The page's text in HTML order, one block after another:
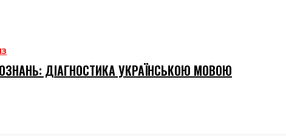
ДІАГНОСТИКА УКРАЇНСЬКОЮ МОВОЮ